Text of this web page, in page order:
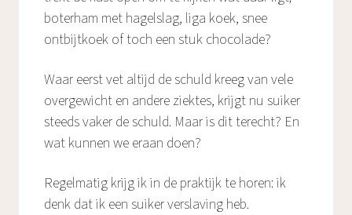
boterham met hagelslag, liga koek, snee
ontbijtkoek of toch een stuk chocolade?
Waar eerst vet altijd de schuld kreeg van vele
overgewicht en andere ziektes, krijgt nu suiker
steeds vaker de schuld. Maar is dit terecht? En
wat kunnen we eraan doen?
Regelmatig krijg ik in de praktijk te horen: ik
denk dat ik een suiker verslaving heb.